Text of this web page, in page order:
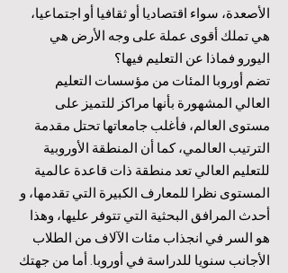
الأصعدة، سواء اقتصاديا أو ثقافيا أو اجتماعيا،
هي تملك أقوى عملة على وجه الأرض هي
اليورو فماذا عن التعليم فيها؟
تضم أوروبا المئات من مؤسسات التعليم
العالي المشهورة بأنها مراكز للتميز على
مستوى العالم، فأغلب جامعاتها تحتل مقدمة
الترتيب العالمي، كما أن المنطقة الأوروبية
للتعليم العالي تعد منطقة ذات قاعدة عالمية
المستوى نظرا للمعارف الكبيرة التي تقدمها، و
أحدث المرافق البحثية التي تتوفر عليها، وهذا
هو السر في انجذاب مئات الآلاف من الطلاب
الأجانب سنويا للدراسة في أوروبا. أما من جهتك